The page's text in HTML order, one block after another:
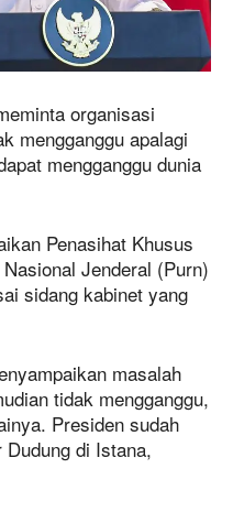
organisasi
mengganggu apalagi
mengganggu dunia
Penasihat Khusus
Jenderal (Purn)
sidang kabinet yang
masalah
tidak mengganggu,
Presiden sudah
di Istana,